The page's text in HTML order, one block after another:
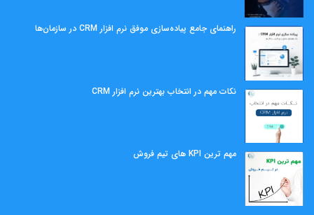
راهنمای جامع پیاده‌سازی موفق نرم افزار CRM در سازمان‌ها
نکات مهم در انتخاب بهترین نرم افزار CRM
مهم ‌ترین KPI های تیم فروش